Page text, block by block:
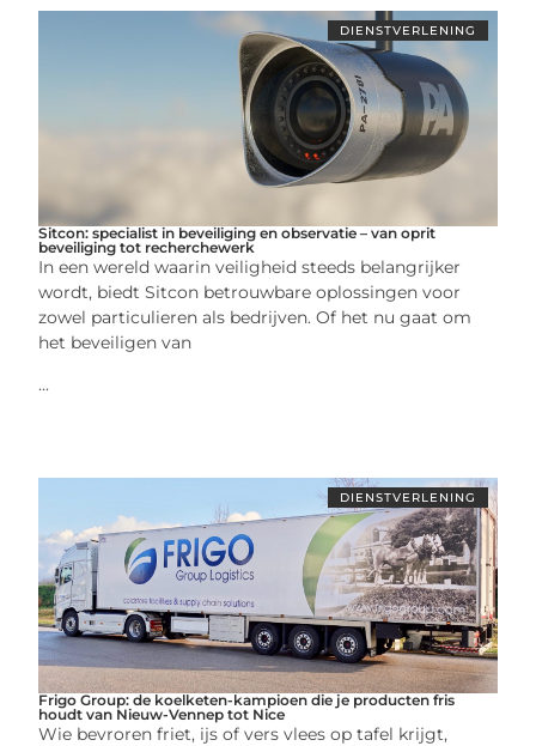
DIENSTVERLENING
Sitcon: specialist in beveiliging en observatie – van oprit
beveiliging tot recherchewerk
In een wereld waarin veiligheid steeds belangrijker
wordt, biedt Sitcon betrouwbare oplossingen voor
zowel particulieren als bedrijven. Of het nu gaat om
het beveiligen van
...
DIENSTVERLENING
Frigo Group: de koelketen-kampioen die je producten fris
houdt van Nieuw-Vennep tot Nice
Wie bevroren friet, ijs of vers vlees op tafel krijgt,